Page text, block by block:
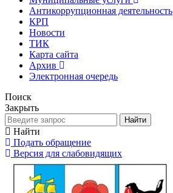
Антикоррупционная деятельность
КРП
Новости
ТИК
Карта сайта
Архив
Электронная очередь
Поиск
Закрыть
Найти
Найти
Подать обращение
Версия для слабовидящих